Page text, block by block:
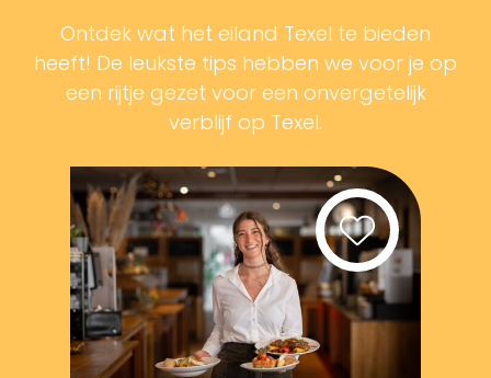
Ontdek wat het eiland Texel te bieden
heeft! De leukste tips hebben we voor je op
een rijtje gezet voor een onvergetelijk
verblijf op Texel.